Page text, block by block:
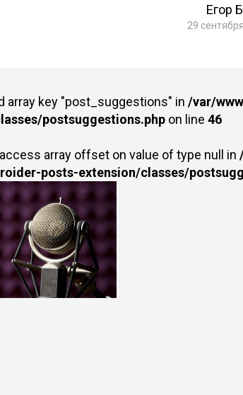
Егор
29
array key "post_suggestions" in /var/
postsuggestions.phpon line 46
array offset on value of type null in
posts-extension/classes/